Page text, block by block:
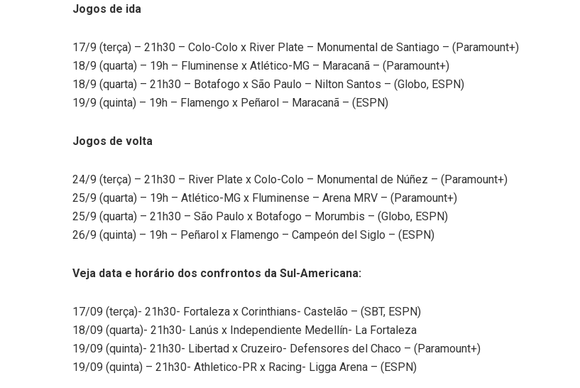
Jogos de ida
17/9 (terça) – 21h30 – Colo-Colo x River Plate – Monumental de Santiago – (Paramount+)
18/9 (quarta) – 19h – Fluminense x Atlético-MG – Maracanã – (Paramount+)
18/9 (quarta) – 21h30 – Botafogo x São Paulo – Nilton Santos – (Globo, ESPN)
19/9 (quinta) – 19h – Flamengo x Peñarol – Maracanã – (ESPN)
Jogos de volta
24/9 (terça) – 21h30 – River Plate x Colo-Colo – Monumental de Núñez – (Paramount+)
25/9 (quarta) – 19h – Atlético-MG x Fluminense – Arena MRV – (Paramount+)
25/9 (quarta) – 21h30 – São Paulo x Botafogo – Morumbis – (Globo, ESPN)
26/9 (quinta) – 19h – Peñarol x Flamengo – Campeón del Siglo – (ESPN)
Veja data e horário dos confrontos da Sul-Americana:
17/09 (terça)- 21h30- Fortaleza x Corinthians- Castelão – (SBT, ESPN)
18/09 (quarta)- 21h30- Lanús x Independiente Medellín- La Fortaleza
19/09 (quinta)- 21h30- Libertad x Cruzeiro- Defensores del Chaco – (Paramount+)
19/09 (quinta) – 21h30- Athletico-PR x Racing- Ligga Arena – (ESPN)